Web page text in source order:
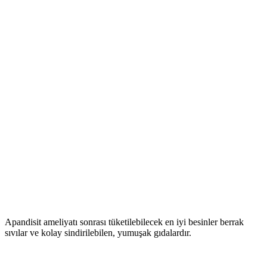
Apandisit ameliyatı sonrası tüketilebilecek en iyi besinler berrak
sıvılar ve kolay sindirilebilen, yumuşak gıdalardır.